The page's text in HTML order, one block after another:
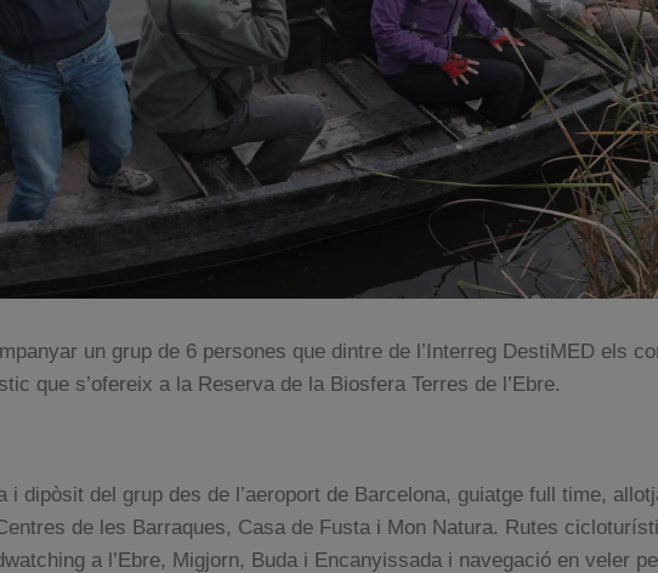
un grup de 6 persones que dintre de l’Interreg DestiMED els
que s’ofereix a la Reserva de la Biosfera Terres de l’Ebre.
dipòsit del grup des de l’aeroport de Barcelona, guiatge full time,
de les Barraques, Casa de Fusta i Mon Natura. Rutes
a l’Ebre, Migjorn, Buda i Encanyissada i navegació en veler